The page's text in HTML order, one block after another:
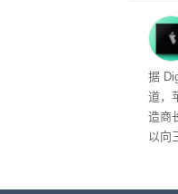
查
（
用
推出
单一
户处
头
据
道，
造商
以向